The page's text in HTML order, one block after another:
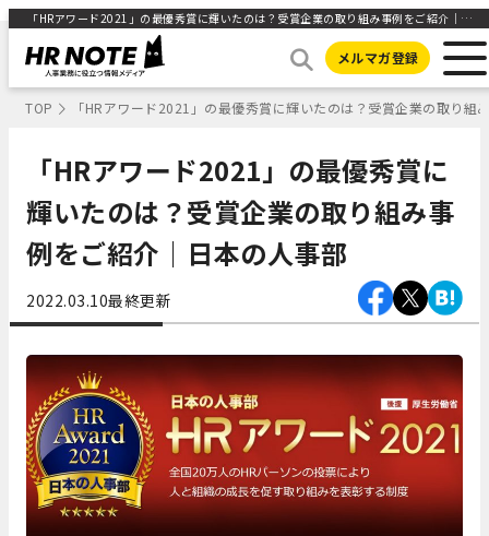
「HRアワード2021」の最優秀賞に輝いたのは？受賞企業の取り組み事例をご紹介｜日本の人事部 ｜HR NOTE
メルマガ登録
TOP 「HRアワード2021」の最優秀賞に輝いたのは？受賞企業の取り組
「HRアワード2021」の最優秀賞に
輝いたのは？受賞企業の取り組み事
例をご紹介｜日本の人事部
2022.03.10最終更新